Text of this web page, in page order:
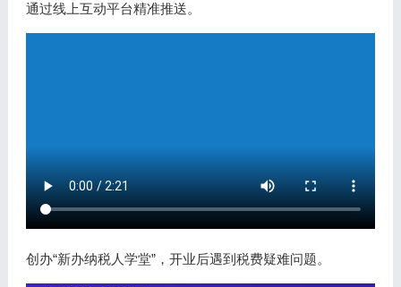
通过线上互动平台精准推送。
创办“新办纳税人学堂”，开业后遇到税费疑难问题。